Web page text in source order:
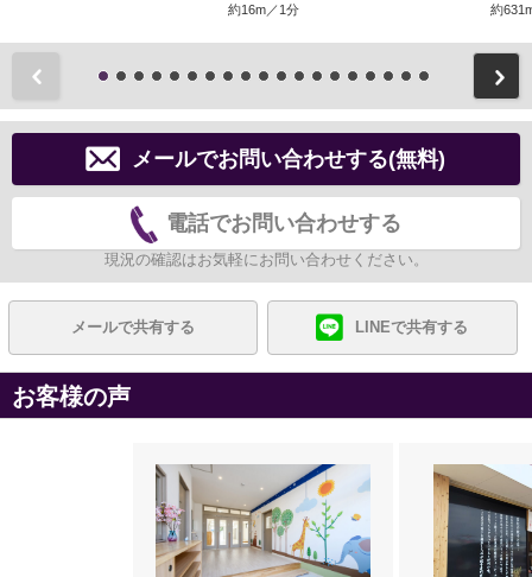
約16m／1分 約
メールでお問い合わせする(無料)
電話でお問い合わせする
現況の確認はお気軽にお問い合わせください。
メールで共有する LINEで共有する
お客様の声